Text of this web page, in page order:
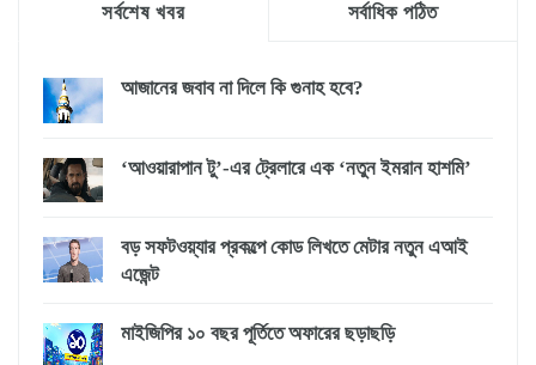
সর্বশেষ খবর সর্বাধিক পঠিত
আজানের জবাব না দিলে কি গুনাহ হবে?
‘আওয়ারাপান টু’-এর ট্রেলারে এক ‘নতুন ইমরান হাশমি’
বড় সফটওয়্যার প্রকল্পে কোড লিখতে মেটার নতুন এআই
এজেন্ট
মাইজিপির ১০ বছর পূর্তিতে অফারের ছড়াছড়ি